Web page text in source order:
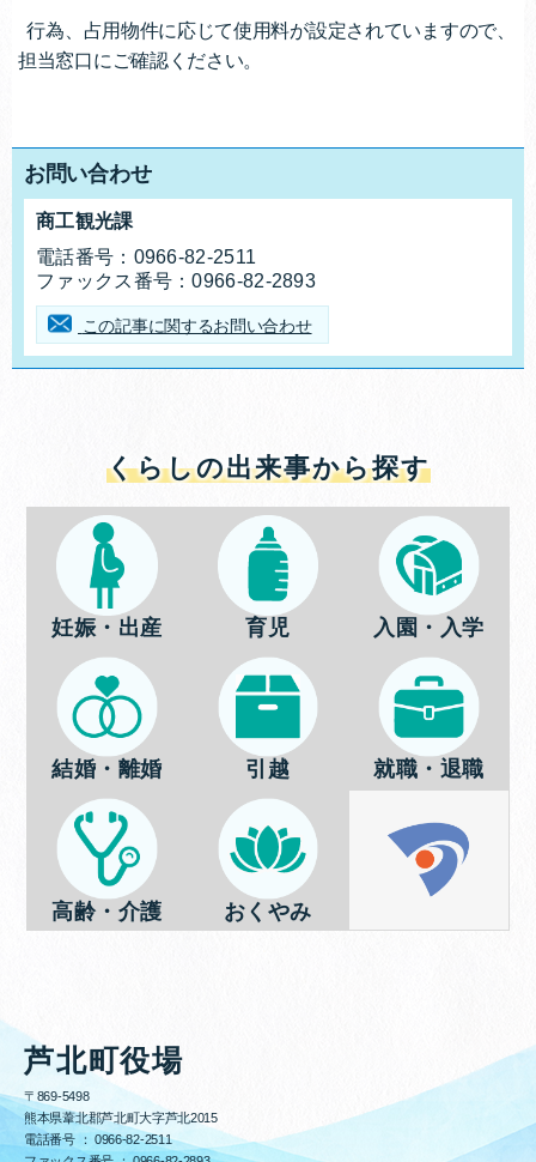
行為、占用物件に応じて使用料が設定されていますので、
担当窓口にご確認ください。
お問い合わせ
お問合せ先
商工観光課
電話番号： 0966-82-2511
ファックス番号：0966-82-2893
この記事に関するお問い合わせ
くらしの出来事から探す
妊娠・出産 育児 入園・入学
結婚・離婚 引越 就職・退職
高齢・介護 おくやみ
芦北町役場
〒869-5498
熊本県葦北郡芦北町大字芦北2015
電話番号 ： 0966-82-2511